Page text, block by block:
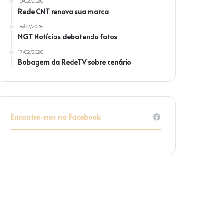
Rede CNT renova sua marca
18/02/2026
NGT Notícias debatendo fatos
17/02/2026
Bobagem da RedeTV sobre cenário
Encontre-nos no Facebook